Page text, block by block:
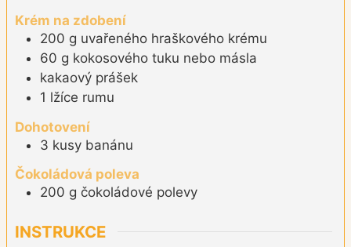
Krém na zdobení
200 g uvařeného hraškového krému
60 g kokosového tuku nebo másla
kakaový prášek
1 lžíce rumu
Dohotovení
3 kusy banánu
Čokoládová poleva
200 g čokoládové polevy
INSTRUKCE